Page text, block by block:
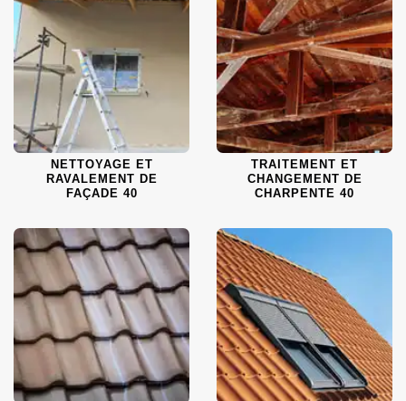
NETTOYAGE ET
RAVALEMENT DE
FAÇADE 40
TRAITEMENT ET
CHANGEMENT DE
CHARPENTE 40